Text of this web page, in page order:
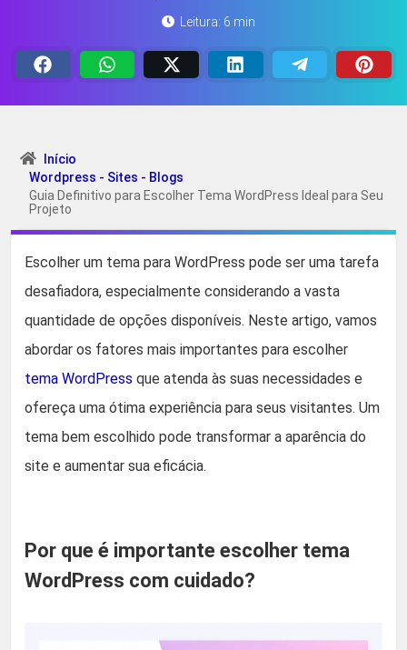
Leitura: 6 min
Início
Wordpress - Sites - Blogs
Guia Definitivo para Escolher Tema WordPress Ideal para Seu
Projeto
Escolher um tema para WordPress pode ser uma tarefa
desafiadora, especialmente considerando a vasta
quantidade de opções disponíveis. Neste artigo, vamos
abordar os fatores mais importantes para escolher
tema WordPress que atenda às suas necessidades e
ofereça uma ótima experiência para seus visitantes. Um
tema bem escolhido pode transformar a aparência do
site e aumentar sua eficácia.
Por que é importante escolher tema
WordPress com cuidado?